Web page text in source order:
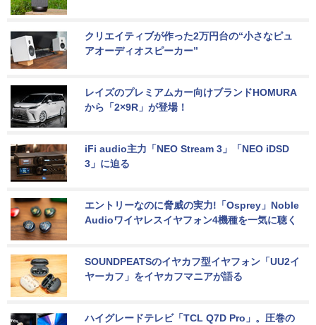
クリエイティブが作った2万円台の“小さなピュ
アオーディオスピーカー”
レイズのプレミアムカー向けブランドHOMURA
から「2×9R」が登場！
iFi audio主力「NEO Stream 3」「NEO iDSD
3」に迫る
エントリーなのに脅威の実力!「Osprey」Noble
Audioワイヤレスイヤフォン4機種を一気に聴く
SOUNDPEATSのイヤカフ型イヤフォン「UU2イ
ヤーカフ」をイヤカフマニアが語る
ハイグレードテレビ「TCL Q7D Pro」。圧巻の